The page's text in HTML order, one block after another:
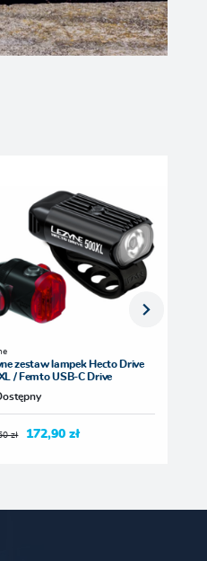
zestaw lampek Hecto Drive
/ Femto USB-C Drive
zł 172,90 zł